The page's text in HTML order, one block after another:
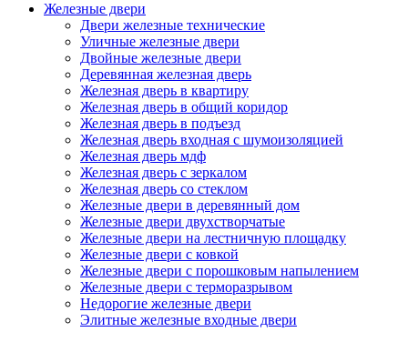
Железные двери
Двери железные технические
Уличные железные двери
Двойные железные двери
Деревянная железная дверь
Железная дверь в квартиру
Железная дверь в общий коридор
Железная дверь в подъезд
Железная дверь входная с шумоизоляцией
Железная дверь мдф
Железная дверь с зеркалом
Железная дверь со стеклом
Железные двери в деревянный дом
Железные двери двухстворчатые
Железные двери на лестничную площадку
Железные двери с ковкой
Железные двери с порошковым напылением
Железные двери с терморазрывом
Недорогие железные двери
Элитные железные входные двери